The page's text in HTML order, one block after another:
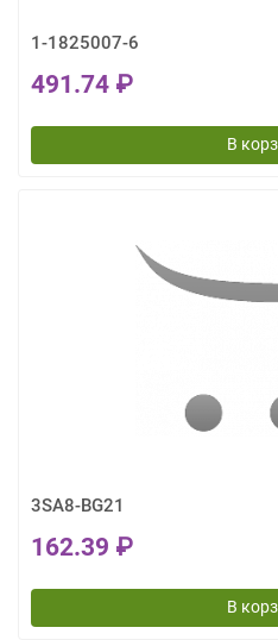
1-1825007-6
491.74 ₽
В
3SA8-BG21
162.39 ₽
В